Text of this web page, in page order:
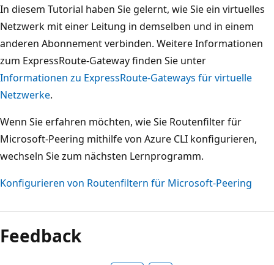
In diesem Tutorial haben Sie gelernt, wie Sie ein virtuelles
Netzwerk mit einer Leitung in demselben und in einem
anderen Abonnement verbinden. Weitere Informationen
zum ExpressRoute-Gateway finden Sie unter
Informationen zu ExpressRoute-Gateways für virtuelle
Netzwerke.
Wenn Sie erfahren möchten, wie Sie Routenfilter für
Microsoft-Peering mithilfe von Azure CLI konfigurieren,
wechseln Sie zum nächsten Lernprogramm.
Konfigurieren von Routenfiltern für Microsoft-Peering
Feedback